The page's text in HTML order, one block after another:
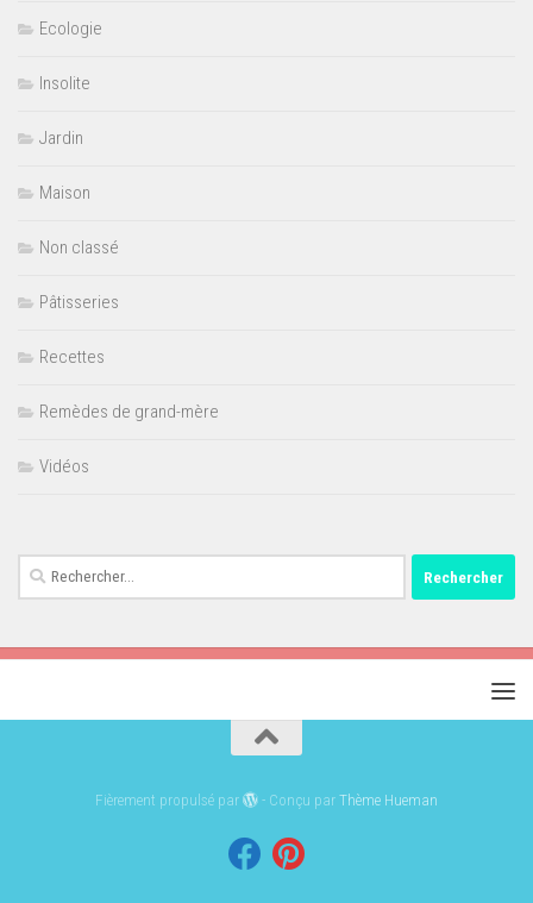
Ecologie
Insolite
Jardin
Maison
Non classé
Pâtisseries
Recettes
Remèdes de grand-mère
Vidéos
Rechercher :
Fièrement propulsé par - Conçu parThème Hueman